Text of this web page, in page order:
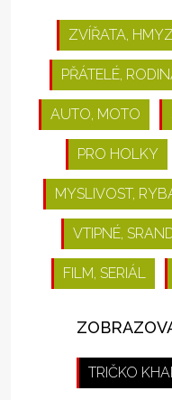
ZVÍŘATA, HMYZ
PŘÁTELÉ,
AUTO, MOTO
PRO HOLKY
MYSLIVOST,
VTIPNÉ,
FILM, SERIÁL
TRIČKO